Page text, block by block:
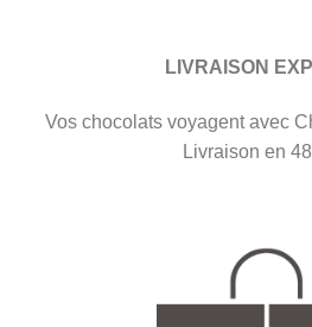
LIVRAISON
Vos chocolats voyagent avec
Livraison en